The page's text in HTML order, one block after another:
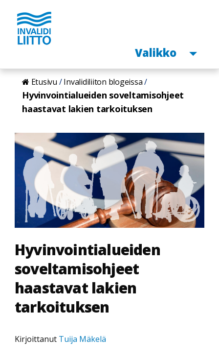
Hyppää
pääsisältöön
Avaa
Valikko
Etusivu Invalidiliiton blogeissa
Hyvinvointialueiden soveltamisohjeet
haastavat lakien tarkoituksen
Hero
image
Hyvinvointialueiden
soveltamisohjeet
haastavat lakien
tarkoituksen
Kirjoittanut Tuija Mäkelä